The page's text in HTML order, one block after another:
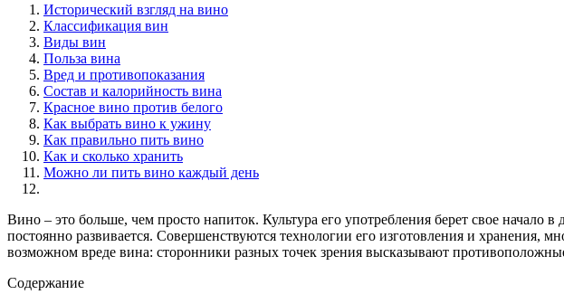
Исторический взгляд на вино
Классификация вин
Виды вин
Польза вина
Вред и противопоказания
Состав и калорийность вина
Красное вино против белого
Как выбрать вино к ужину
Как правильно пить вино
Как и сколько хранить
Можно ли пить вино каждый день
Вино – это больше, чем просто напиток. Культура его употребления берет свое
постоянно развивается. Совершенствуются технологии его изготовления и хранения,
возможном вреде вина: сторонники разных точек зрения высказывают
Содержание